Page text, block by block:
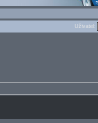
Uživatel: